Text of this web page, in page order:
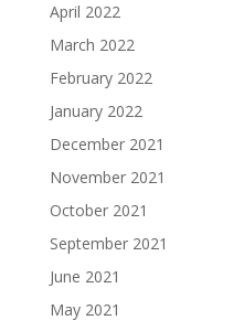
April 2022
March 2022
February 2022
January 2022
December 2021
November 2021
October 2021
September 2021
June 2021
May 2021